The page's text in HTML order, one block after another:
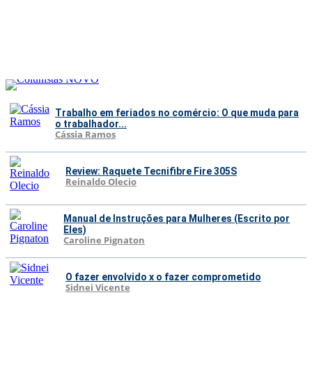
Trabalho em feriados no comércio: O que muda para
o trabalhador...
Cássia Ramos
Review: Raquete Tecnifibre Fire 305S
Reinaldo Olecio
Manual de Instruções para Mulheres (Escrito por
Eles)
Caroline Pignaton
O fazer envolvido x o fazer comprometido
Sidnei Vicente